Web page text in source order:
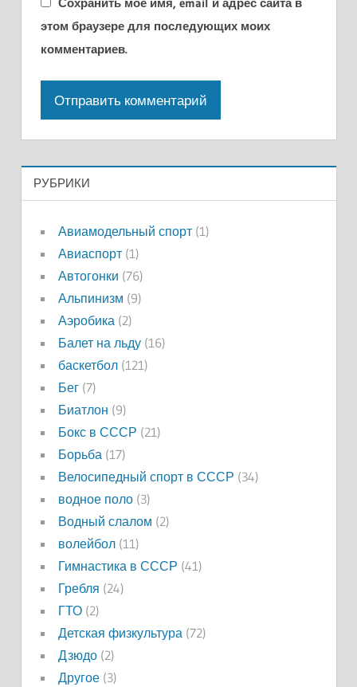
Сохранить моё имя, email и адрес сайта в
этом браузере для последующих моих
комментариев.
РУБРИКИ
Авиамодельный спорт(1)
Авиаспорт(1)
Автогонки (76)
Альпинизм (9)
Аэробика(2)
Балет на льду(16)
баскетбол(121)
Бег(7)
Биатлон (9)
Бокс в СССР (21)
Борьба(17)
Велосипедный спорт в СССР (34)
водное поло(3)
Водный слалом (2)
волейбол(11)
Гимнастика в СССР (41)
Гребля (24)
ГТО(2)
Детская физкультура(72)
Дзюдо(2)
Другое(3)